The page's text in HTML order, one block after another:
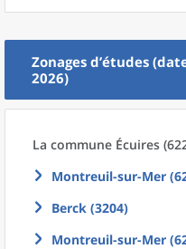
Zonages d’études
2026)
La commune Écuires
Montreuil-sur-Mer
Berck (3204)
Montreuil-sur-Mer